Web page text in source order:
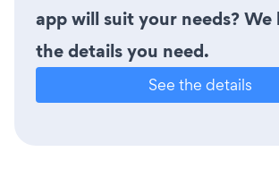
app will suit your needs? We
the details you need.
See the details